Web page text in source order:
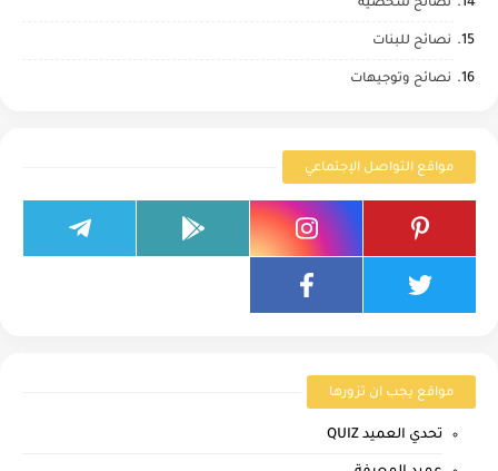
نصائح شخصية
نصائح للبنات
نصائح وتوجيهات
مواقع التواصل الإجتماعي
مواقع يجب ان تزورها
تحدي العميد QUIZ